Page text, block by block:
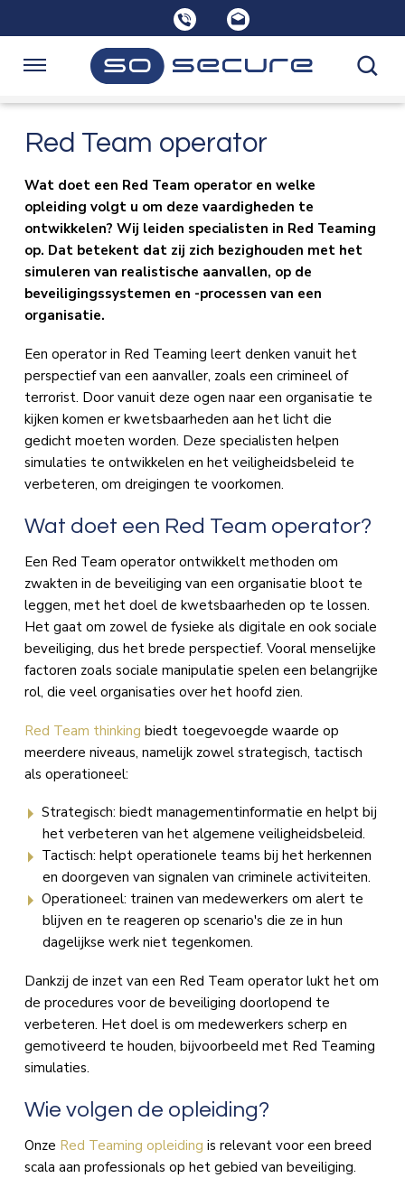
links
Spring
inhoud
naar
navigatie
Opleidingen
Consultancy
Over SoSecure
Kennisbank
Navigatie
Red Team operator
Wat doet een Red Team operator en welke
opleiding volgt u om deze vaardigheden te
ontwikkelen? Wij leiden specialisten in Red Teaming
op. Dat betekent dat zij zich bezighouden met het
simuleren van realistische aanvallen, op de
beveiligingssystemen en -processen van een
organisatie.
Een operator in Red Teaming leert denken vanuit het
perspectief van een aanvaller, zoals een crimineel of
terrorist. Door vanuit deze ogen naar een organisatie te
kijken komen er kwetsbaarheden aan het licht die
gedicht moeten worden. Deze specialisten helpen
simulaties te ontwikkelen en het veiligheidsbeleid te
verbeteren, om dreigingen te voorkomen.
Wat doet een Red Team operator?
Een Red Team operator ontwikkelt methoden om
zwakten in de beveiliging van een organisatie bloot te
leggen, met het doel de kwetsbaarheden op te lossen.
Het gaat om zowel de fysieke als digitale en ook sociale
beveiliging, dus het brede perspectief. Vooral menselijke
factoren zoals sociale manipulatie spelen een belangrijke
rol, die veel organisaties over het hoofd zien.
Red Team thinking biedt toegevoegde waarde op
meerdere niveaus, namelijk zowel strategisch, tactisch
als operationeel:
Strategisch: biedt managementinformatie en helpt bij
het verbeteren van het algemene veiligheidsbeleid.
Tactisch: helpt operationele teams bij het herkennen
en doorgeven van signalen van criminele activiteiten.
Operationeel: trainen van medewerkers om alert te
blijven en te reageren op scenario's die ze in hun
dagelijkse werk niet tegenkomen.
Dankzij de inzet van een Red Team operator lukt het om
de procedures voor de beveiliging doorlopend te
verbeteren. Het doel is om medewerkers scherp en
gemotiveerd te houden, bijvoorbeeld met Red Teaming
simulaties.
Wie volgen de opleiding?
Onze Red Teaming opleiding is relevant voor een breed
scala aan professionals op het gebied van beveiliging.